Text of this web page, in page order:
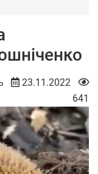
23.11.2022
641